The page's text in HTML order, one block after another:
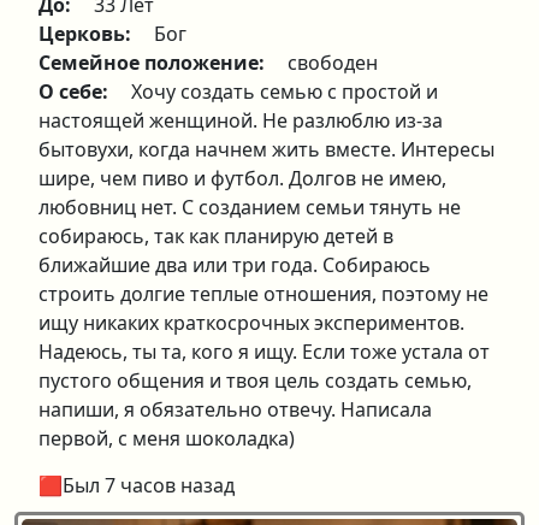
Церковь:
Бог
Семейное положение:
свободен
О себе:
Хочу создать семью с простой и
настоящей женщиной. Не разлюблю из-за
бытовухи, когда начнем жить вместе. Интересы
шире, чем пиво и футбол. Долгов не имею,
любовниц нет. С созданием семьи тянуть не
собираюсь, так как планирую детей в
ближайшие два или три года. Собираюсь
строить долгие теплые отношения, поэтому не
ищу никаких краткосрочных экспериментов.
Надеюсь, ты та, кого я ищу. Если тоже устала от
пустого общения и твоя цель создать семью,
напиши, я обязательно отвечу. Написала
первой, с меня шоколадка)
🟥Был 7 часов назад